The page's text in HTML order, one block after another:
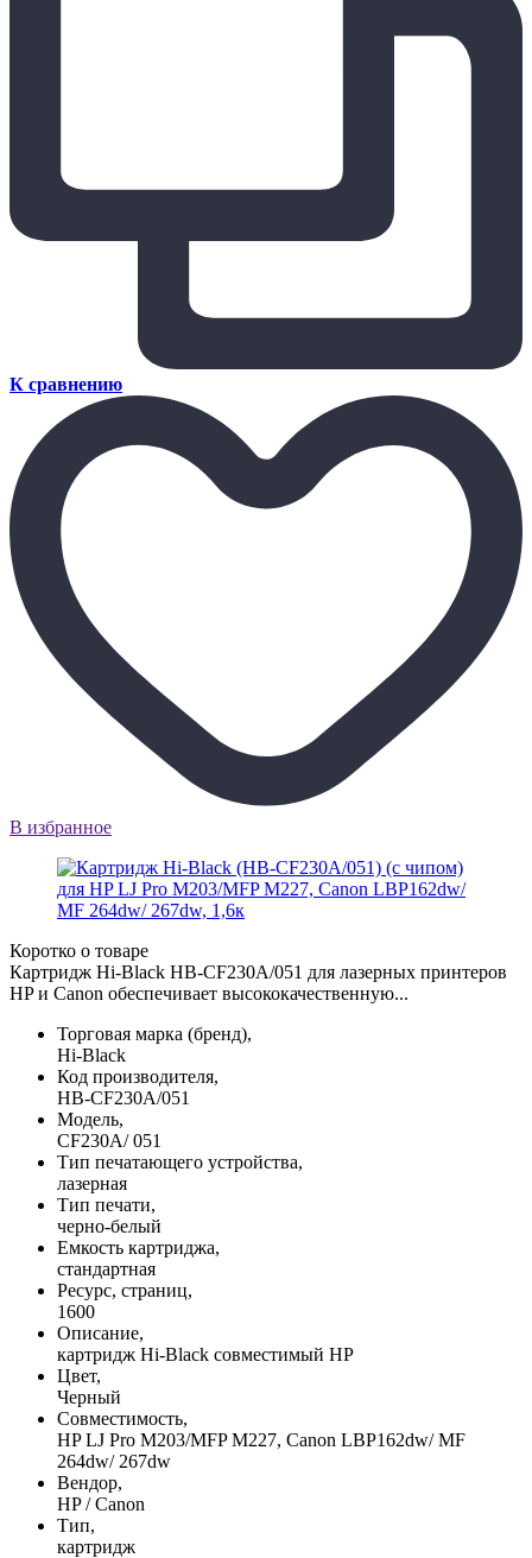
К сравнению
В избранное
Коротко о товаре
Картридж Hi-Black HB-CF230A/051 для лазерных принтеров
HP и Canon обеспечивает высококачественную...
Торговая марка (бренд),
Hi-Black
Код производителя,
HB-CF230A/051
Модель,
CF230A/ 051
Тип печатающего устройства,
лазерная
Тип печати,
черно-белый
Емкость картриджа,
стандартная
Ресурс, страниц,
1600
Описание,
картридж Hi-Black совместимый HP
Цвет,
Черный
Совместимость,
HP LJ Pro M203/MFP M227, Canon LBP162dw/ MF
264dw/ 267dw
Вендор,
HP / Canon
Тип,
картридж